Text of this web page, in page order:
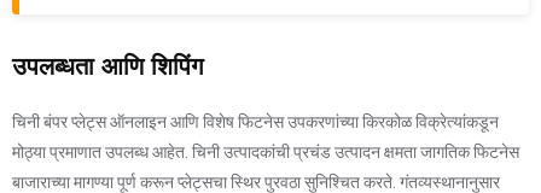
उपलब्धता आणि शिपिंग
चिनी बंपर प्लेट्स ऑनलाइन आणि विशेष फिटनेस उपकरणांच्या किरकोळ विक्रेत्यांकडून
मोठ्या प्रमाणात उपलब्ध आहेत. चिनी उत्पादकांची प्रचंड उत्पादन क्षमता जागतिक फिटनेस
बाजाराच्या मागण्या पूर्ण करून प्लेट्सचा स्थिर पुरवठा सुनिश्चित करते. गंतव्यस्थानानुसार